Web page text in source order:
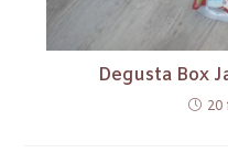
Degusta Box
20